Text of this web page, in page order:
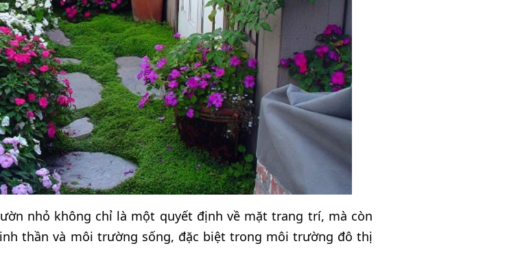
nhỏ không chỉ là một quyết định về mặt trang trí, mà còn
thần và môi trường sống, đặc biệt trong môi trường đô thị